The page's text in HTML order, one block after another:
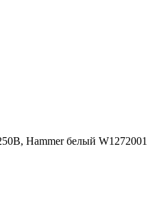
Hammer белый W1272001